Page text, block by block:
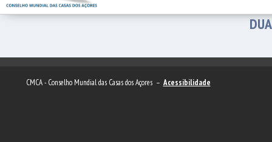
CMCA - Conselho Mundial das Casas dos Açores – Acessibilidade